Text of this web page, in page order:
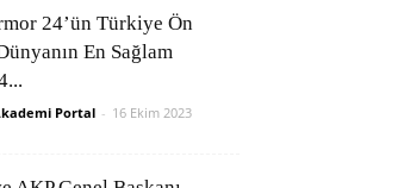
24’ün Türkiye Ön
En Sağlam
Portal - 16 Ekim 2023